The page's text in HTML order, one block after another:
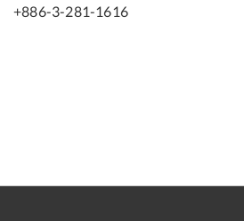
+886-3-281-1616